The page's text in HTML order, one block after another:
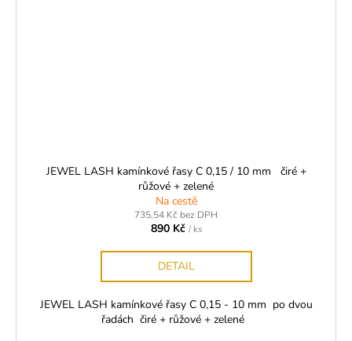
JEWEL LASH kamínkové řasy C 0,15 / 10 mm čiré +
růžové + zelené
Na cestě
735,54 Kč bez DPH
890 Kč / ks
DETAIL
JEWEL LASH kamínkové řasy C 0,15 - 10 mm po dvou
řadách čiré + růžové + zelené